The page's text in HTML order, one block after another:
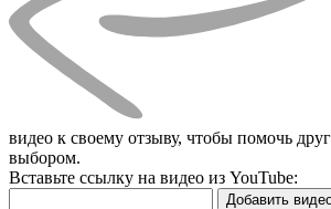
видео к своему отзыву, чтобы помочь
выбором.
Вставьте ссылку на видео из YouTube:
Добавить